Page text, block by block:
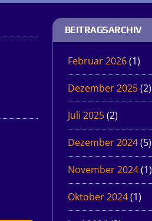
BEITRAGSARCHIV
Februar 2026(1)
Dezember 2025(2)
Juli 2025(2)
Dezember 2024(5)
November 2024(1)
Oktober 2024(1)